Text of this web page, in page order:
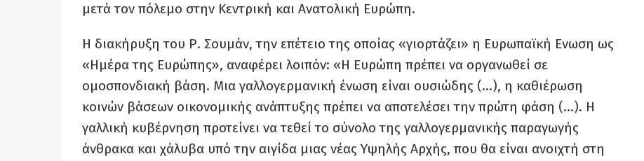
μετά τον πόλεμο στην Κεντρική και Ανατολική Ευρώπη.
Η διακήρυξη του Ρ. Σουμάν, την επέτειο της οποίας «γιορτάζει» η Ευρωπαϊκή Ενωση ως
«Ημέρα της Ευρώπης», αναφέρει λοιπόν: «Η Ευρώπη πρέπει να οργανωθεί σε
ομοσπονδιακή βάση. Μια γαλλογερμανική ένωση είναι ουσιώδης (…), η καθιέρωση
κοινών βάσεων οικονομικής ανάπτυξης πρέπει να αποτελέσει την πρώτη φάση (…). Η
γαλλική κυβέρνηση προτείνει να τεθεί το σύνολο της γαλλογερμανικής παραγωγής
άνθρακα και χάλυβα υπό την αιγίδα μιας νέας Υψηλής Αρχής, που θα είναι ανοιχτή στη